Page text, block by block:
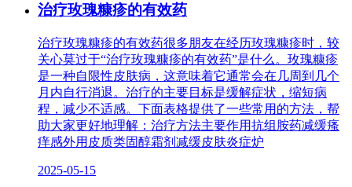
治疗玫瑰糠疹的有效药
治疗玫瑰糠疹的有效药很多朋友在经历玫瑰糠疹时，较
关心莫过于“治疗玫瑰糠疹的有效药”是什么。玫瑰糠疹
是一种自限性皮肤病，这意味着它通常会在几周到几个
月内自行消退。治疗的主要目标是缓解症状，缩短病
程，减少不适感。下面表格提供了一些常用的方法，帮
助大家更好地理解：治疗方法主要作用抗组胺药减缓瘙
痒感外用皮质类固醇霜剂减缓皮肤炎症炉
2025-05-15